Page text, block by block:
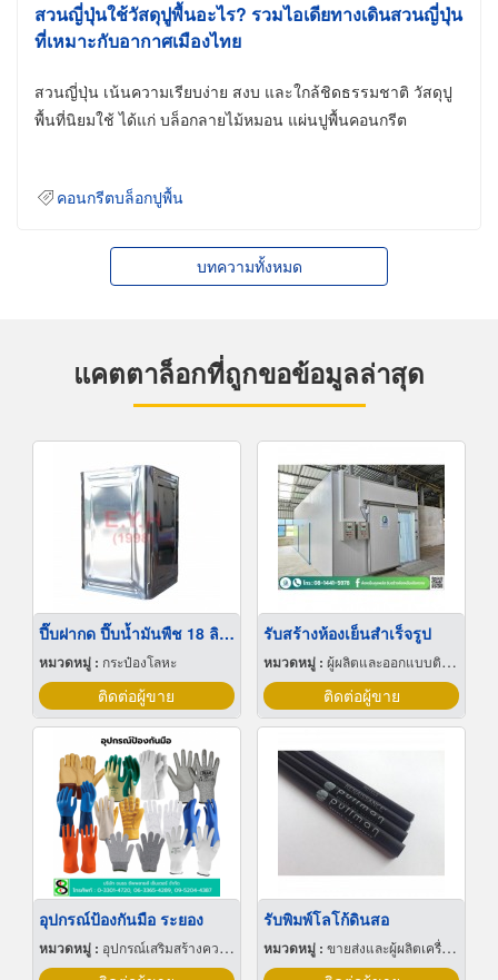
สวนญี่ปุ่นใช้วัสดุปูพื้นอะไร? รวมไอเดียทางเดินสวนญี่ปุ่น
ที่เหมาะกับอากาศเมืองไทย
สวนญี่ปุ่น เน้นความเรียบง่าย สงบ และใกล้ชิดธรรมชาติ วัสดุปู
พื้นที่นิยมใช้ ได้แก่ บล็อกลายไม้หมอน แผ่นปูพื้นคอนกรีต
คอนกรีตบล็อกปูพื้น
บทความทั้งหมด
แคตตาล็อกที่ถูกขอข้อมูลล่าสุด
ปี๊บฝากด ปี๊บน้ำมันพืช 18 ลิตร
หมวดหมู่ : กระป๋องโลหะ
ติดต่อผู้ขาย
รับสร้างห้องเย็นสำเร็จรูป
หมวดหมู่ : ผู้ผลิตและออกแบบติดตั้งห้องเย็น
ติดต่อผู้ขาย
อุปกรณ์ป้องกันมือ ระยอง
หมวดหมู่ : อุปกรณ์เสริมสร้างความปลอดภัย
รับพิมพ์โลโก้ดินสอ
หมวดหมู่ : ขายส่งและผู้ผลิตเครื่องเขียน